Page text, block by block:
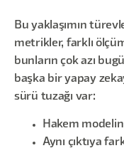
Bu yaklaşımın
metrikler, farklı
bunların çok azı
başka bir yapay
sürü tuzağı var:
Hakem
Aynı çıktıya